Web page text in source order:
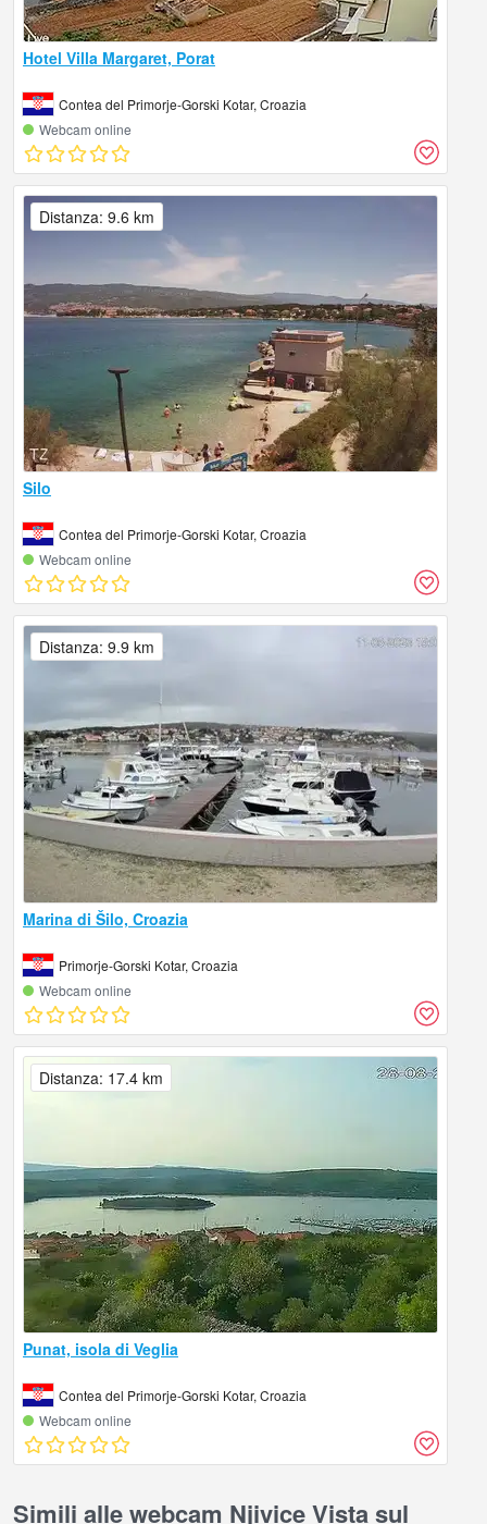
Hotel Villa Margaret, Porat
Contea del Primorje-Gorski Kotar, Croazia
Webcam online
Silo
Contea del Primorje-Gorski Kotar, Croazia
Webcam online
Distanza: 9.6 km
Marina di Šilo, Croazia
Primorje-Gorski Kotar, Croazia
Webcam online
Distanza: 9.9 km
Punat, isola di Veglia
Contea del Primorje-Gorski Kotar, Croazia
Webcam online
Distanza: 17.4 km
Simili alle webcam Njivice Vista sul